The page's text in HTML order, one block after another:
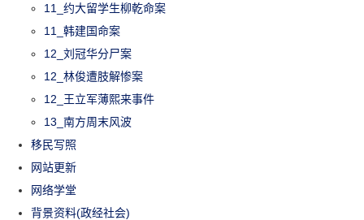
11_约大留学生柳乾命案
11_韩建国命案
12_刘冠华分尸案
12_林俊遭肢解惨案
12_王立军薄熙来事件
13_南方周末风波
移民写照
网站更新
网络学堂
背景资料(政经社会)